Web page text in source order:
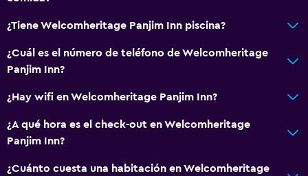
Entrada privada
Baño
Ducha
Inodoro con cisterna alta
Gorro de baño
¿Tiene Welcomheritage Panjim Inn piscina?
¿Cuál es el número de teléfono de Welcomheritage
Panjim Inn?
¿Hay wifi en Welcomheritage Panjim Inn?
¿A qué hora es el check-out en Welcomheritage
Panjim Inn?
¿Cuánto cuesta una habitación en Welcomheritage